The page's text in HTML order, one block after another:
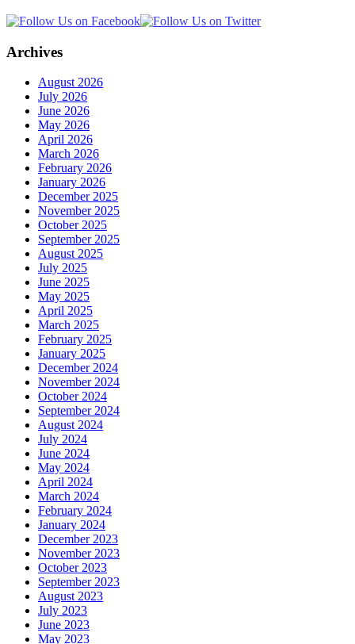
Archives
August 2026
July 2026
June 2026
May 2026
April 2026
March 2026
February 2026
January 2026
December 2025
November 2025
October 2025
September 2025
August 2025
July 2025
June 2025
May 2025
April 2025
March 2025
February 2025
January 2025
December 2024
November 2024
October 2024
September 2024
August 2024
July 2024
June 2024
May 2024
April 2024
March 2024
February 2024
January 2024
December 2023
November 2023
October 2023
September 2023
August 2023
July 2023
June 2023
May 2023